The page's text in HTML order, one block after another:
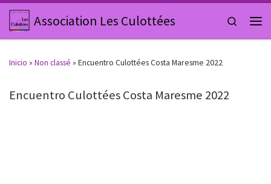
Saltar al contenido
Association Les Culottées
Search
Inicio » Non classé » Encuentro Culottées Costa Maresme 2022
Encuentro Culottées Costa Maresme 2022